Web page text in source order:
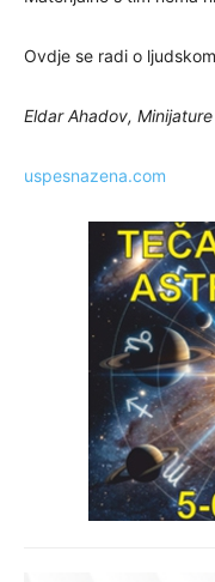
Ovdje se radi o
Eldar Ahadov,
uspesnazena.com